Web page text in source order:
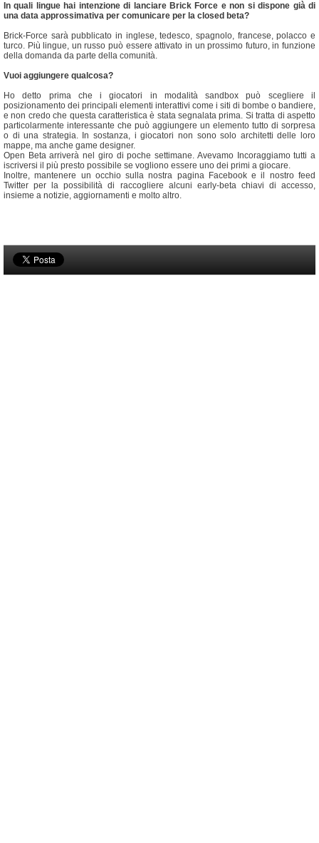
In quali lingue hai intenzione di lanciare Brick Force e non si dispone già di
una data approssimativa per comunicare per la closed beta?
Brick-Force sarà pubblicato in inglese, tedesco, spagnolo, francese, polacco e
turco. Più lingue, un russo può essere attivato in un prossimo futuro, in funzione
della domanda da parte della comunità.
Vuoi aggiungere qualcosa?
Ho detto prima che i giocatori in modalità sandbox può scegliere il
posizionamento dei principali elementi interattivi come i siti di bombe o bandiere,
e non credo che questa caratteristica è stata segnalata prima. Si tratta di aspetto
particolarmente interessante che può aggiungere un elemento tutto di sorpresa
o di una strategia. In sostanza, i giocatori non sono solo architetti delle loro
mappe, ma anche game designer.
Open Beta arriverà nel giro di poche settimane. Avevamo Incoraggiamo tutti a
iscriversi il più presto possibile se vogliono essere uno dei primi a giocare.
Inoltre, mantenere un occhio sulla nostra pagina Facebook e il nostro feed
Twitter per la possibilità di raccogliere alcuni early-beta chiavi di accesso,
insieme a notizie, aggiornamenti e molto altro.